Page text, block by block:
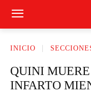
INICIO
QUINI
INFARTO